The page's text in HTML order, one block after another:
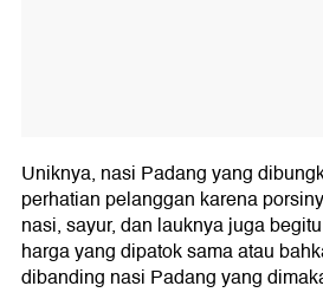
Uniknya, nasi Padang yang
perhatian pelanggan karena
nasi, sayur, dan lauknya juga
harga yang dipatok sama atau
dibanding nasi Padang yang